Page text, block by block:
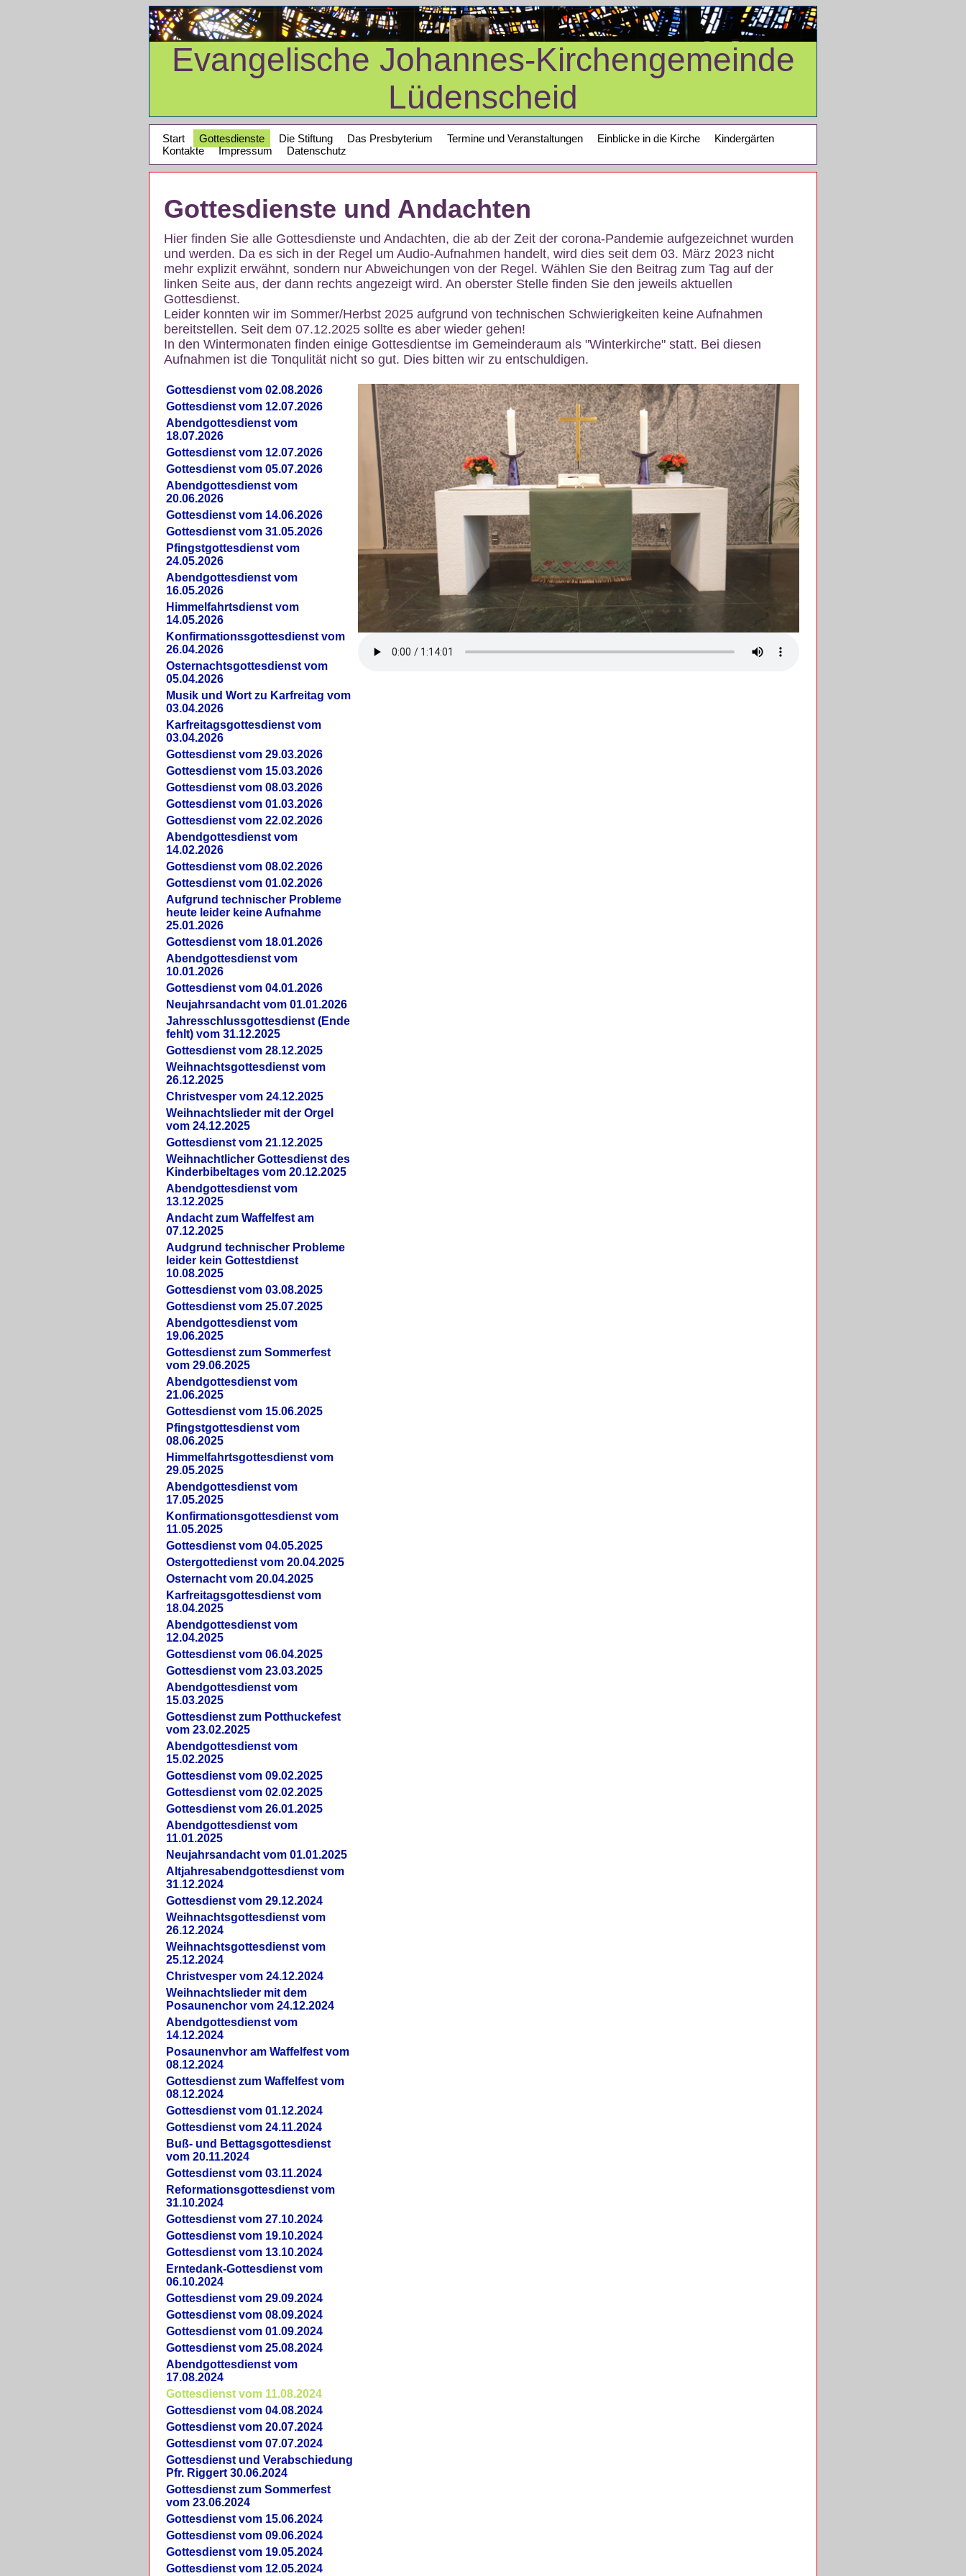
Evangelische Johannes-Kirchengemeinde
Lüdenscheid
Start Gottesdienste Die Stiftung Das Presbyterium Termine und Veranstaltungen Einblicke in die Kirche
Kindergärten
Kontakte
Impressum Datenschutz
Gottesdienste und Andachten
Hier finden Sie alle Gottesdienste und Andachten, die ab der Zeit der corona-Pandemie aufgezeichnet wurden
und werden. Da es sich in der Regel um Audio-Aufnahmen handelt, wird dies seit dem 03. März 2023 nicht
mehr explizit erwähnt, sondern nur Abweichungen von der Regel. Wählen Sie den Beitrag zum Tag auf der
linken Seite aus, der dann rechts angezeigt wird. An oberster Stelle finden Sie den jeweils aktuellen
Gottesdienst.
Leider konnten wir im Sommer/Herbst 2025 aufgrund von technischen Schwierigkeiten keine Aufnahmen
bereitstellen. Seit dem 07.12.2025 sollte es aber wieder gehen!
In den Wintermonaten finden einige Gottesdientse im Gemeinderaum als "Winterkirche" statt. Bei diesen
Aufnahmen ist die Tonqulität nicht so gut. Dies bitten wir zu entschuldigen.
Gottesdienst vom 02.08.2026
Gottesdienst vom 12.07.2026
Abendgottesdienst vom
18.07.2026
Gottesdienst vom 12.07.2026
Gottesdienst vom 05.07.2026
Abendgottesdienst vom
20.06.2026
Gottesdienst vom 14.06.2026
Gottesdienst vom 31.05.2026
Pfingstgottesdienst vom
24.05.2026
Abendgottesdienst vom
16.05.2026
Himmelfahrtsdienst vom
14.05.2026
Konfirmationssgottesdienst vom
26.04.2026
Osternachtsgottesdienst vom
05.04.2026
Musik und Wort zu Karfreitag vom
03.04.2026
Karfreitagsgottesdienst vom
03.04.2026
Gottesdienst vom 29.03.2026
Gottesdienst vom 15.03.2026
Gottesdienst vom 08.03.2026
Gottesdienst vom 01.03.2026
Gottesdienst vom 22.02.2026
Abendgottesdienst vom
14.02.2026
Gottesdienst vom 08.02.2026
Gottesdienst vom 01.02.2026
Aufgrund technischer Probleme
heute leider keine Aufnahme
25.01.2026
Gottesdienst vom 18.01.2026
Abendgottesdienst vom
10.01.2026
Gottesdienst vom 04.01.2026
Neujahrsandacht vom 01.01.2026
Jahresschlussgottesdienst (Ende
fehlt) vom 31.12.2025
Gottesdienst vom 28.12.2025
Weihnachtsgottesdienst vom
26.12.2025
Christvesper vom 24.12.2025
Weihnachtslieder mit der Orgel
vom 24.12.2025
Gottesdienst vom 21.12.2025
Weihnachtlicher Gottesdienst des
Kinderbibeltages vom 20.12.2025
Abendgottesdienst vom
13.12.2025
Andacht zum Waffelfest am
07.12.2025
Audgrund technischer Probleme
leider kein Gottestdienst
10.08.2025
Gottesdienst vom 03.08.2025
Gottesdienst vom 25.07.2025
Abendgottesdienst vom
19.06.2025
Gottesdienst zum Sommerfest
vom 29.06.2025
Abendgottesdienst vom
21.06.2025
Gottesdienst vom 15.06.2025
Pfingstgottesdienst vom
08.06.2025
Himmelfahrtsgottesdienst vom
29.05.2025
Abendgottesdienst vom
17.05.2025
Konfirmationsgottesdienst vom
11.05.2025
Gottesdienst vom 04.05.2025
Ostergottedienst vom 20.04.2025
Osternacht vom 20.04.2025
Karfreitagsgottesdienst vom
18.04.2025
Abendgottesdienst vom
12.04.2025
Gottesdienst vom 06.04.2025
Gottesdienst vom 23.03.2025
Abendgottesdienst vom
15.03.2025
Gottesdienst zum Potthuckefest
vom 23.02.2025
Abendgottesdienst vom
15.02.2025
Gottesdienst vom 09.02.2025
Gottesdienst vom 02.02.2025
Gottesdienst vom 26.01.2025
Abendgottesdienst vom
11.01.2025
Neujahrsandacht vom 01.01.2025
Altjahresabendgottesdienst vom
31.12.2024
Gottesdienst vom 29.12.2024
Weihnachtsgottesdienst vom
26.12.2024
Weihnachtsgottesdienst vom
25.12.2024
Christvesper vom 24.12.2024
Weihnachtslieder mit dem
Posaunenchor vom 24.12.2024
Abendgottesdienst vom
14.12.2024
Posaunenvhor am Waffelfest vom
08.12.2024
Gottesdienst zum Waffelfest vom
08.12.2024
Gottesdienst vom 01.12.2024
Gottesdienst vom 24.11.2024
Buß- und Bettagsgottesdienst
vom 20.11.2024
Gottesdienst vom 03.11.2024
Reformationsgottesdienst vom
31.10.2024
Gottesdienst vom 27.10.2024
Gottesdienst vom 19.10.2024
Gottesdienst vom 13.10.2024
Erntedank-Gottesdienst vom
06.10.2024
Gottesdienst vom 29.09.2024
Gottesdienst vom 08.09.2024
Gottesdienst vom 01.09.2024
Gottesdienst vom 25.08.2024
Abendgottesdienst vom
17.08.2024
Gottesdienst vom 11.08.2024
Gottesdienst vom 04.08.2024
Gottesdienst vom 20.07.2024
Gottesdienst vom 07.07.2024
Gottesdienst und Verabschiedung
Pfr. Riggert 30.06.2024
Gottesdienst zum Sommerfest
vom 23.06.2024
Gottesdienst vom 15.06.2024
Gottesdienst vom 09.06.2024
Gottesdienst vom 19.05.2024
Gottesdienst vom 12.05.2024